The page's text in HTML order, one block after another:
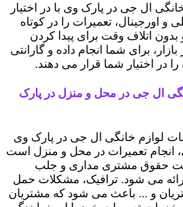
ال جی در پارک وی با در اختیار
اورجینال، تعمیرات را در کوتاه
اتلاف وقت برای پیدا کردن
برای شما انجام داده و گارانتی
در اختیار شما قرار می دهند.
ال جی در محل و منزل در پارک
لوازم خانگی ال جی در پارک وی
انجام تعمیرات در محل و منزل است
حقوق مشتری مداری و جلب
می شود. ترافیک، مشکلات حمل
و ... باعث می شود که مشتریان